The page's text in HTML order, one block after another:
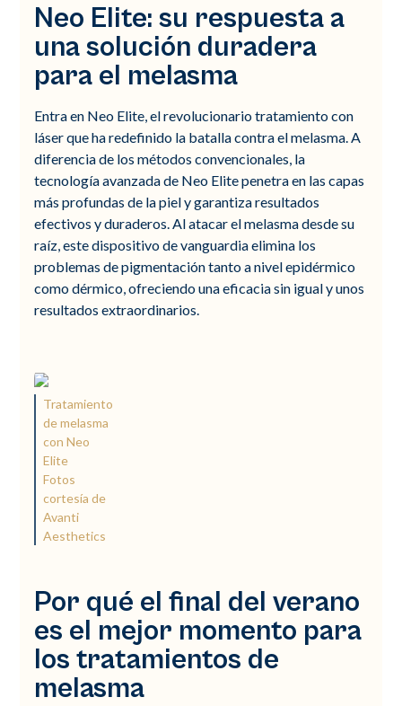
Neo Elite: su respuesta a
una solución duradera
para el melasma
Entra en Neo Elite, el revolucionario tratamiento con
láser que ha redefinido la batalla contra el melasma. A
diferencia de los métodos convencionales, la
tecnología avanzada de Neo Elite penetra en las capas
más profundas de la piel y garantiza resultados
efectivos y duraderos. Al atacar el melasma desde su
raíz, este dispositivo de vanguardia elimina los
problemas de pigmentación tanto a nivel epidérmico
como dérmico, ofreciendo una eficacia sin igual y unos
resultados extraordinarios.
Tratamiento
de melasma
con Neo
Elite
Fotos
cortesía de
Avanti
Aesthetics
Por qué el final del verano
es el mejor momento para
los tratamientos de
melasma